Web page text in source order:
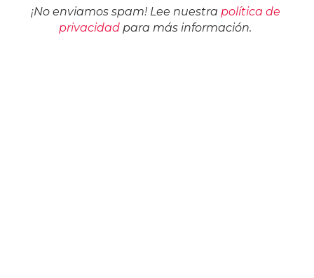
¡No enviamos spam! Lee nuestra política de
privacidad para más información.